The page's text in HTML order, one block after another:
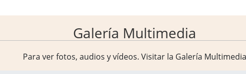
Galería Multimedia
Para ver fotos, audios y vídeos. Visitar la Galería Multimedia